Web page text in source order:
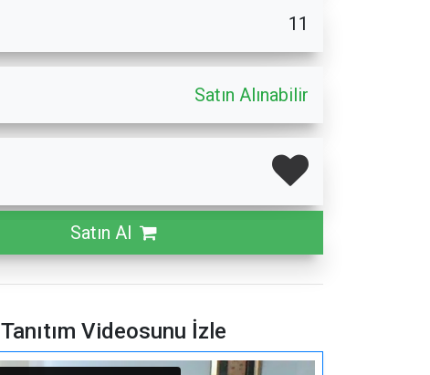
11
Satın Alınabilir
Satın Al
Tanıtım Videosunu İzle